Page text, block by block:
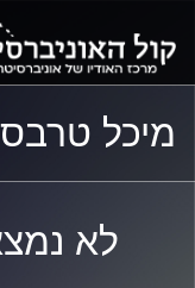
התפריט
הראשי
התוכן
הראשי
מיכל טרבס
לא